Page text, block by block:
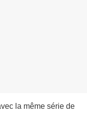
la même série de